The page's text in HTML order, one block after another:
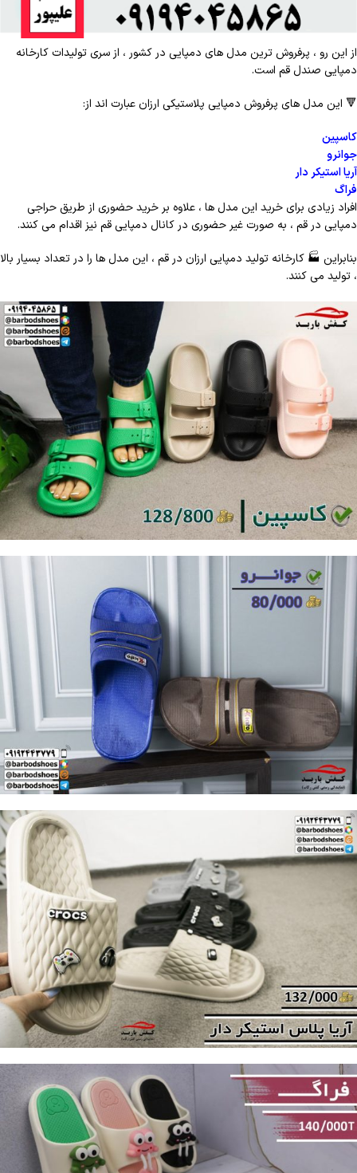
از این رو ، پرفروش ترین مدل های دمپایی در کشور ، از سری تولیدات کارخانه
دمپایی صندل قم است.
🔻 این مدل های پرفروش دمپایی پلاستیکی ارزان عبارت اند از:
کاسپین
جوانرو
آریا استیکر دار
فراگ
افراد زیادی برای خرید این مدل ها ، علاوه بر خرید حضوری از طریق حراجی
دمپایی در قم ، به صورت غیر حضوری در کانال دمپایی قم نیز اقدام می کنند.
بنابراین 🏭 کارخانه تولید دمپایی ارزان در قم ، این مدل ها را در تعداد بسیار بالا
، تولید می کنند.